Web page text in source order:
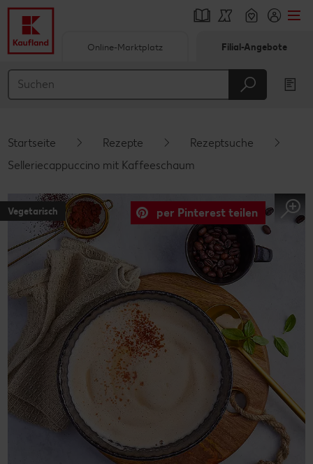
Hauptinhalt
Schwebender Seitenbereich
Online-Marktplatz Filial-Angebote
Startseite Rezepte
Rezeptsuche
Selleriecappuccino mit Kaffeeschaum
Vegetarisch per Pinterest teilen